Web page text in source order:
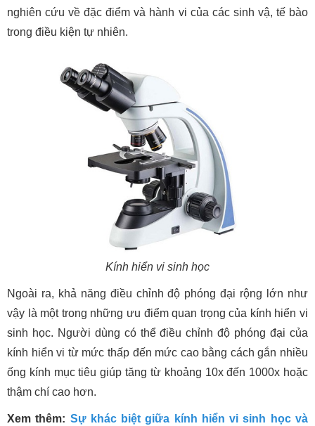
nghiên cứu về đặc điểm và hành vi của các sinh vậ, tế bào
trong điều kiện tự nhiên.
Kính hiển vi sinh học
Ngoài ra, khả năng điều chỉnh độ phóng đại rộng lớn như
vậy là một trong những ưu điểm quan trọng của kính hiển vi
sinh học. Người dùng có thể điều chỉnh độ phóng đại của
kính hiển vi từ mức thấp đến mức cao bằng cách gắn nhiều
ống kính mục tiêu giúp tăng từ khoảng 10x đến 1000x hoặc
thậm chí cao hơn.
Xem thêm: Sự khác biệt giữa kính hiển vi sinh học và